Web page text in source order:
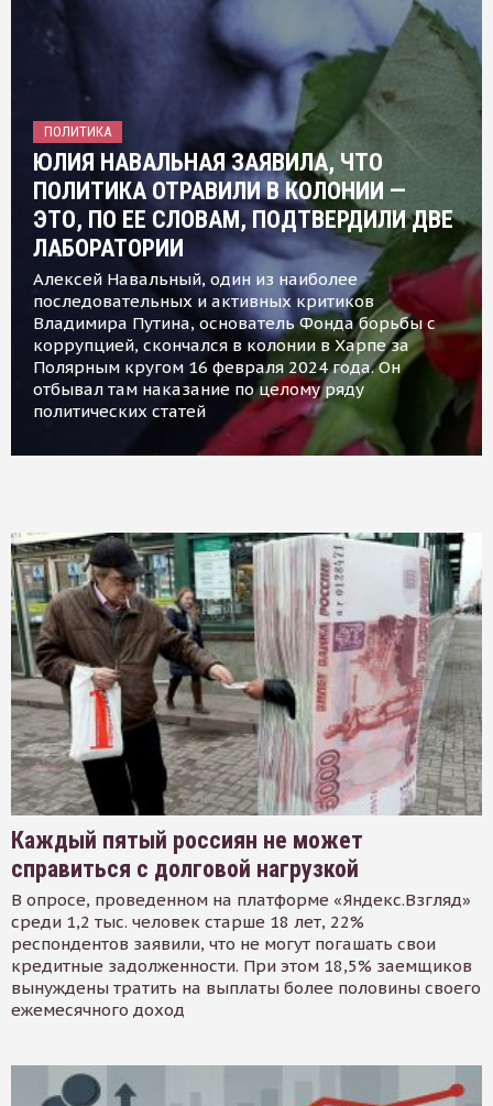
ПОЛИТИКА
ЮЛИЯ НАВАЛЬНАЯ ЗАЯВИЛА, ЧТО
ПОЛИТИКА ОТРАВИЛИ В КОЛОНИИ —
ЭТО, ПО ЕЕ СЛОВАМ, ПОДТВЕРДИЛИ ДВЕ
ЛАБОРАТОРИИ
Алексей Навальный, один из наиболее
последовательных и активных критиков
Владимира Путина, основатель Фонда борьбы с
коррупцией, скончался в колонии в Харпе за
Полярным кругом 16 февраля 2024 года. Он
отбывал там наказание по целому ряду
политических статей
Каждый пятый россиян не может
справиться с долговой нагрузкой
В опросе, проведенном на платформе «Яндекс.Взгляд»
среди 1,2 тыс. человек старше 18 лет, 22%
респондентов заявили, что не могут погашать свои
кредитные задолженности. При этом 18,5% заемщиков
вынуждены тратить на выплаты более половины своего
ежемесячного доход